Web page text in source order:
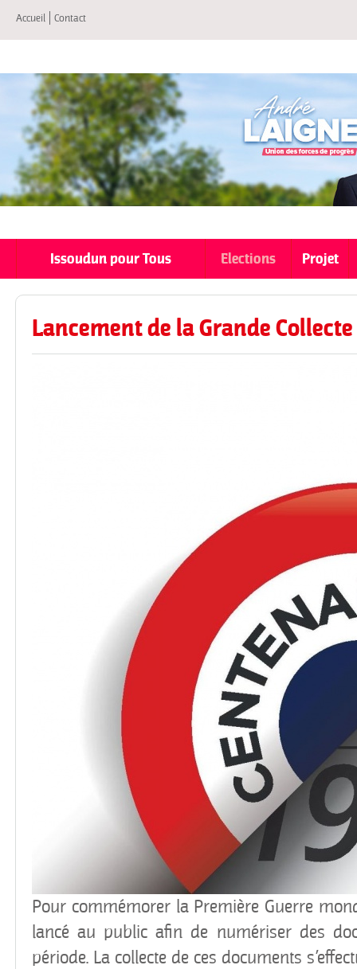
Accueil Contact
Issoudun pour Tous Elections Projet
Lancement de la Grande
Pour commémorer la Première Guerre
lancé au public afin de numériser des
période. La collecte de ces documents